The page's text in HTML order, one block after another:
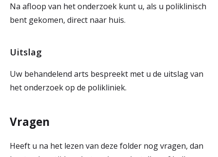
Na afloop van het onderzoek kunt u, als u poliklinisch
bent gekomen, direct naar huis.
Uitslag
Uw behandelend arts bespreekt met u de uitslag van
het onderzoek op de polikliniek.
Vragen
Heeft u na het lezen van deze folder nog vragen, dan